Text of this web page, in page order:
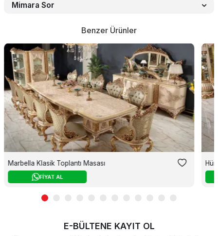
Mimara Sor
Benzer Ürünler
Marbella Klasik Toplantı Masası
FİYAT AL
E-BÜLTENE KAYIT OL